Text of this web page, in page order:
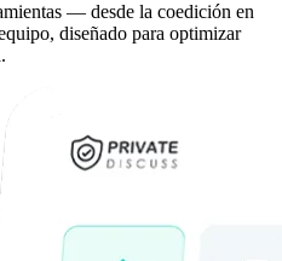
— desde la coedición en
diseñado para optimizar